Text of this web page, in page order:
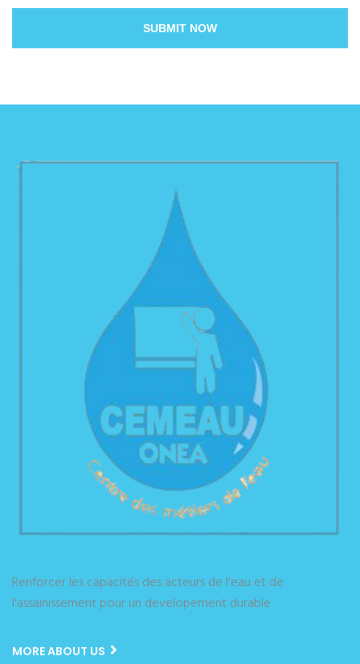
SUBMIT NOW
Renforcer les capacités des acteurs de l'eau et de
l'assainissement pour un developement durable
MORE ABOUT US